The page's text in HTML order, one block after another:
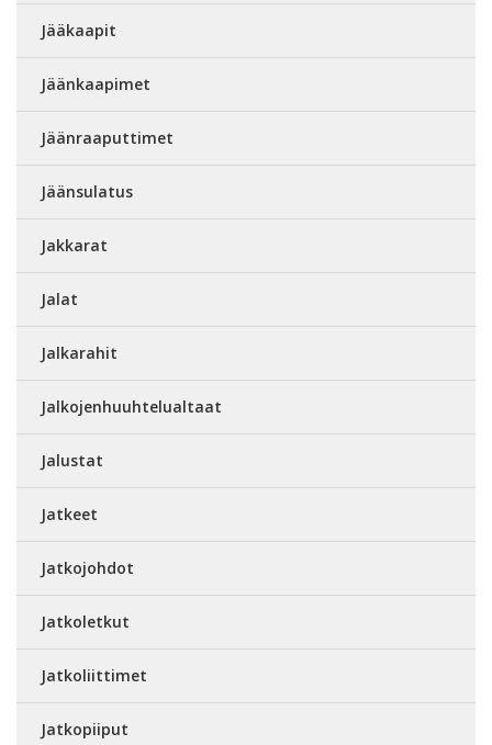
Jääkaapit
Jäänkaapimet
Jäänraaputtimet
Jäänsulatus
Jakkarat
Jalat
Jalkarahit
Jalkojenhuuhtelualtaat
Jalustat
Jatkeet
Jatkojohdot
Jatkoletkut
Jatkoliittimet
Jatkopiiput